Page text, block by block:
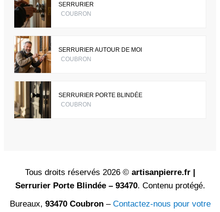
SERRURIER
COUBRON
SERRURIER AUTOUR DE MOI
COUBRON
SERRURIER PORTE BLINDÉE
COUBRON
Tous droits réservés 2026 © artisanpierre.fr |
Serrurier Porte Blindée – 93470. Contenu protégé.
Bureaux, 93470 Coubron– Contactez-nous pour votre